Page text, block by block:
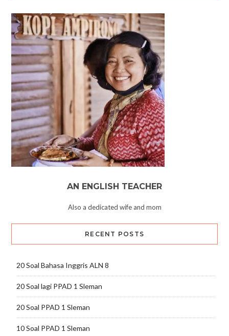
AN ENGLISH TEACHER
Also a dedicated wife and mom
RECENT POSTS
20 Soal Bahasa Inggris ALN 8
20 Soal lagi PPAD 1 Sleman
20 Soal PPAD 1 Sleman
10 Soal PPAD 1 Sleman